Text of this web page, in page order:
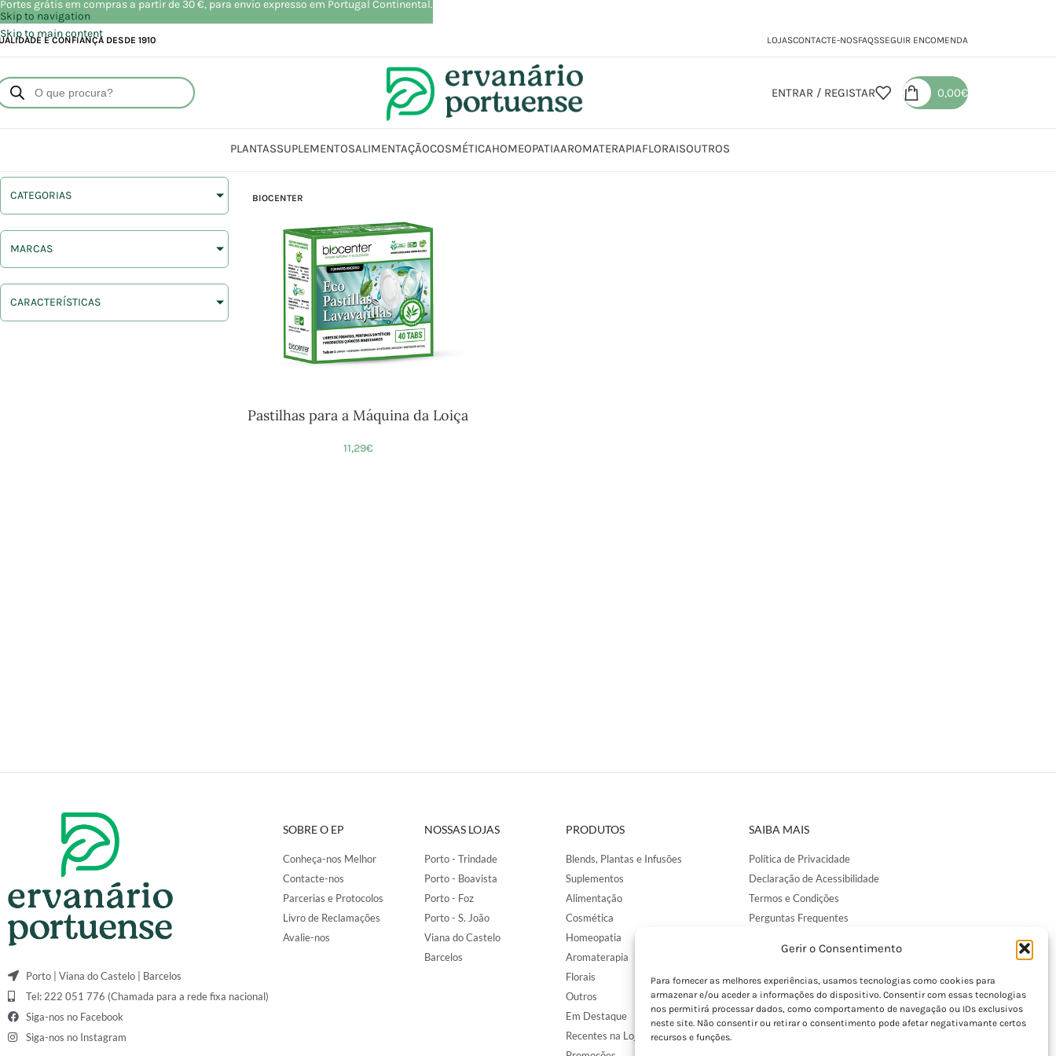
Gerir o Consentimento
Para fornecer as melhores experiências, usamos tecnologias como cookies para
armazenar e/ou aceder a informações do dispositivo. Consentir com essas tecnologias
nos permitirá processar dados, como comportamento de navegação ou IDs exclusivos
neste site. Não consentir ou retirar o consentimento pode afetar negativamante certos
recursos e funções.
Skip to navigation
Skip to main content
E CONFIANÇA DESDE 1910 LOJASCONTACTE-NOSFAQSSEGUIR ENCOMENDA
ENTRAR / REGISTAR 0,00€
PLANTASSUPLEMENTOSALIMENTAÇÃOCOSMÉTICAHOMEOPATIAAROMATERAPIAFLORAISOUTROS
CATEGORIAS
MARCAS
CARACTERÍSTICAS
BIOCENTER
Pastilhas para a Máquina da Loiça
11,29€
Porto | Viana do Castelo | Barcelos
Tel: 222 051 776 (Chamada para a rede fixa nacional)
Siga-nos no Facebook
Siga-nos no Instagram
SOBRE O EP
Conheça-nos Melhor
Contacte-nos
Parcerias e Protocolos
Livro de Reclamações
Avalie-nos
NOSSAS LOJAS
Porto - Trindade
Porto - Boavista
Porto - Foz
Porto - S. João
Viana do Castelo
Barcelos
PRODUTOS
Blends, Plantas e Infusões
Suplementos
Alimentação
Cosmética
Homeopatia
Aromaterapia
Florais
Outros
Em Destaque
Recentes na Loja
SAIBA MAIS
Política de Privacidade
Declaração de Acessibilidade
Termos e Condições
Perguntas Frequentes
Encomendas Internacionais
Seguir Encomenda
Devoluções e Trocas
Portes grátis em compras a partir de 30 €, para envio expresso em Portugal Continental.